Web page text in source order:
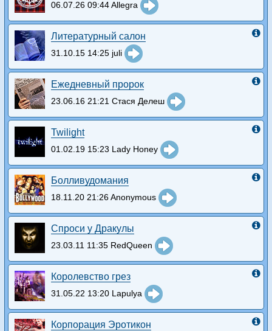
06.07.26 09:44 Allegra
Литературный салон
31.10.15 14:25 juli
Ежедневный пророк
23.06.16 21:21 Стася Делеш
Twilight
01.02.19 15:23 Lady Honey
Болливудомания
18.11.20 21:26 Anonymous
Спроси у Дракулы
23.03.11 11:35 RedQueen
Королевство грез
31.05.22 13:20 Lapulya
Корпорация Эротикон